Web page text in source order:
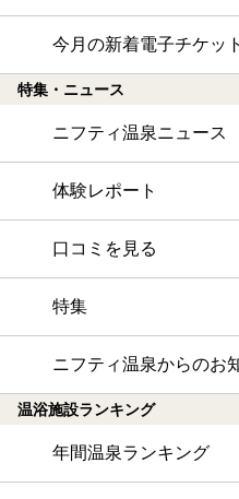
今月の新着電子チケッ
特集・ニュース
ニフティ温泉ニュース
体験レポート
口コミを見る
特集
ニフティ温泉からのお
温浴施設ランキング
年間温泉ランキング